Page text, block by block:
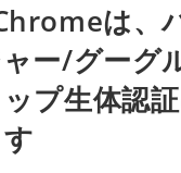
は、
ー/グーグ
プ生体認